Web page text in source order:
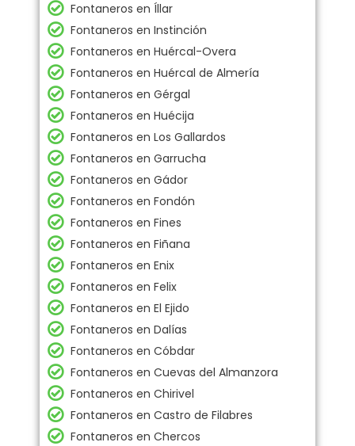
Fontaneros en Íllar
Fontaneros en Instinción
Fontaneros en Huércal-Overa
Fontaneros en Huércal de Almería
Fontaneros en Gérgal
Fontaneros en Huécija
Fontaneros en Los Gallardos
Fontaneros en Garrucha
Fontaneros en Gádor
Fontaneros en Fondón
Fontaneros en Fines
Fontaneros en Fiñana
Fontaneros en Enix
Fontaneros en Felix
Fontaneros en El Ejido
Fontaneros en Dalías
Fontaneros en Cóbdar
Fontaneros en Cuevas del Almanzora
Fontaneros en Chirivel
Fontaneros en Castro de Filabres
Fontaneros en Chercos